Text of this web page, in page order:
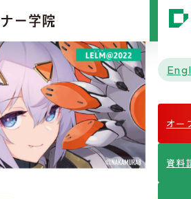
MENU
オー
資料